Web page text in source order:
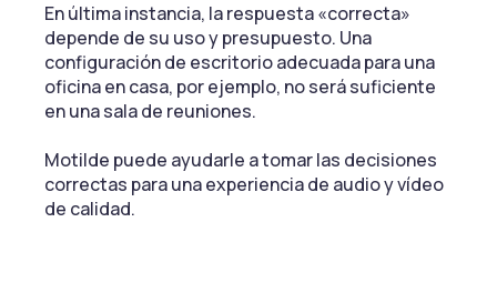
En última instancia, la respuesta «correcta»
depende de su uso y presupuesto. Una
configuración de escritorio adecuada para una
oficina en casa, por ejemplo, no será suficiente
en una sala de reuniones.
Motilde puede ayudarle a tomar las decisiones
correctas para una experiencia de audio y vídeo
de calidad.